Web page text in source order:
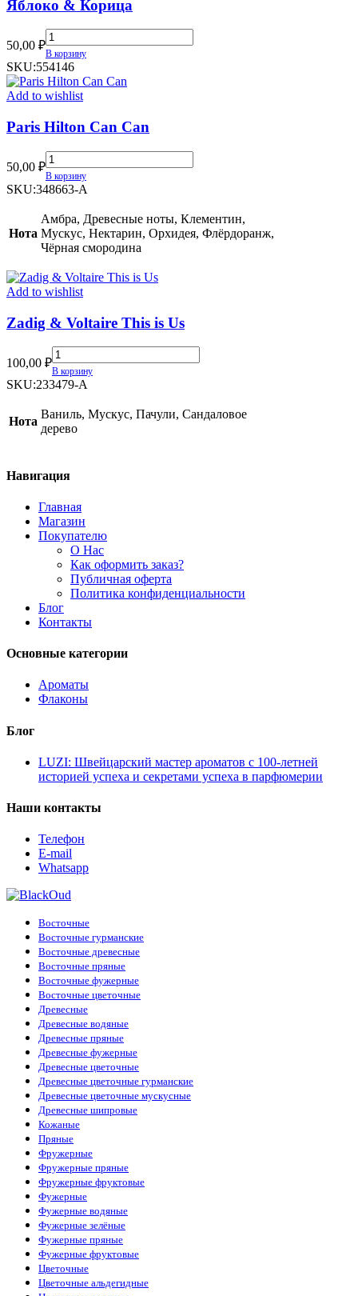
Яблоко & Корица
50,00 ₽
Яблоко
&
Корица
quantity
В корзину
SKU:554146
Add to wishlist
Paris Hilton Can Can
50,00 ₽
Paris
Hilton
Can
quantity
В корзину
SKU:348663-A
Нота
Амбра, Древесные ноты, Клементин,
Мускус, Нектарин, Орхидея, Флёрдоранж,
Чёрная смородина
Add to wishlist
Zadig & Voltaire This is Us
100,00 ₽
Zadig
&
Voltaire
is
Us
quantity
В корзину
SKU:233479-A
Нота
Ваниль, Мускус, Пачули, Сандаловое
дерево
Навигация
Главная
Магазин
Покупателю
О Нас
Как оформить заказ?
Публичная оферта
Политика конфиденциальности
Блог
Контакты
Основные категории
Ароматы
Флаконы
Блог
LUZI: Швейцарский мастер ароматов с 100-летней
историей успеха и секретами успеха в парфюмерии
Наши контакты
Телефон
E-mail
Whatsapp
Восточные
Восточные гурманские
Восточные древесные
Восточные пряные
Восточные фужерные
Восточные цветочные
Древесные
Древесные водяные
Древесные пряные
Древесные фужерные
Древесные цветочные
Древесные цветочные гурманские
Древесные цветочные мускусные
Древесные шипровые
Кожаные
Пряные
Фружерные
Фружерные пряные
Фружерные фруктовые
Фужерные
Фужерные водяные
Фужерные зелёные
Фужерные пряные
Фужерные фруктовые
Цветочные
Цветочные альдегидные